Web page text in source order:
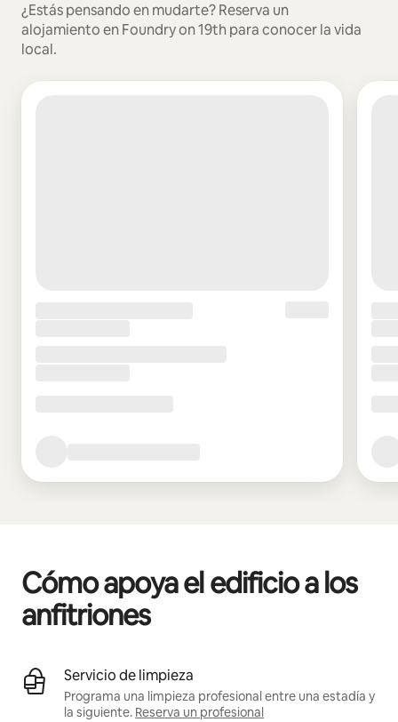
¿Estás pensando en mudarte? Reserva un
alojamiento en Foundry on 19th para conocer la vida
local.
Cómo apoya el edificio a los
anfitriones
Servicio de limpieza
Programa una limpieza profesional entre una estadía y
la siguiente. Reserva un profesional